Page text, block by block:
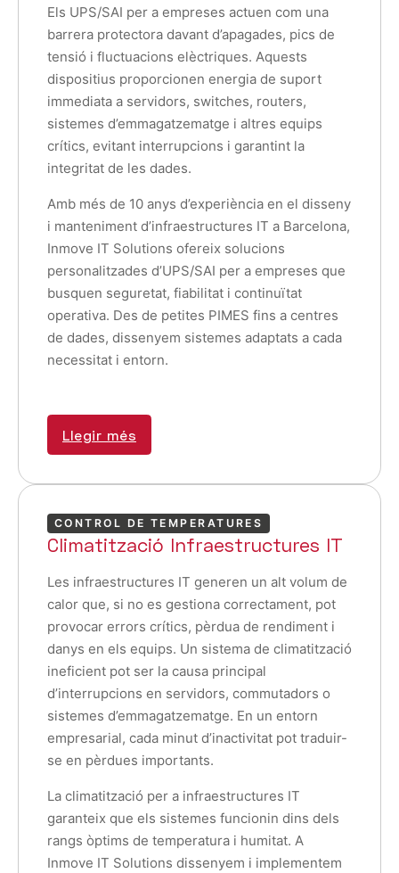
Els UPS/SAI per a empreses actuen com una
barrera protectora davant d’apagades, pics de
tensió i fluctuacions elèctriques. Aquests
dispositius proporcionen energia de suport
immediata a servidors, switches, routers,
sistemes d’emmagatzematge i altres equips
crítics, evitant interrupcions i garantint la
integritat de les dades.
Amb més de 10 anys d’experiència en el disseny
i manteniment d’infraestructures IT a Barcelona,
Inmove IT Solutions ofereix solucions
personalitzades d’UPS/SAI per a empreses que
busquen seguretat, fiabilitat i continuïtat
operativa. Des de petites PIMES fins a centres
de dades, dissenyem sistemes adaptats a cada
necessitat i entorn.
Llegir més
CONTROL DE TEMPERATURES
Climatització Infraestructures IT
Les infraestructures IT generen un alt volum de
calor que, si no es gestiona correctament, pot
provocar errors crítics, pèrdua de rendiment i
danys en els equips. Un sistema de climatització
ineficient pot ser la causa principal
d’interrupcions en servidors, commutadors o
sistemes d’emmagatzematge. En un entorn
empresarial, cada minut d’inactivitat pot traduir-
se en pèrdues importants.
La climatització per a infraestructures IT
garanteix que els sistemes funcionin dins dels
rangs òptims de temperatura i humitat. A
Inmove IT Solutions dissenyem i implementem